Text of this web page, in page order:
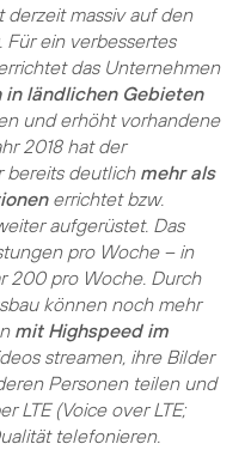
derzeit massiv auf den
. Für ein verbessertes
das Unternehmen
in ländlichen Gebieten
und erhöht vorhandene
2018 hat der
bereits deutlich mehr als
errichtet bzw.
aufgerüstet. Das
pro Woche – in
200 pro Woche. Durch
können noch mehr
mit Highspeed im
streamen, ihre Bilder
Personen teilen und
LTE (Voice over LTE;
telefonieren.